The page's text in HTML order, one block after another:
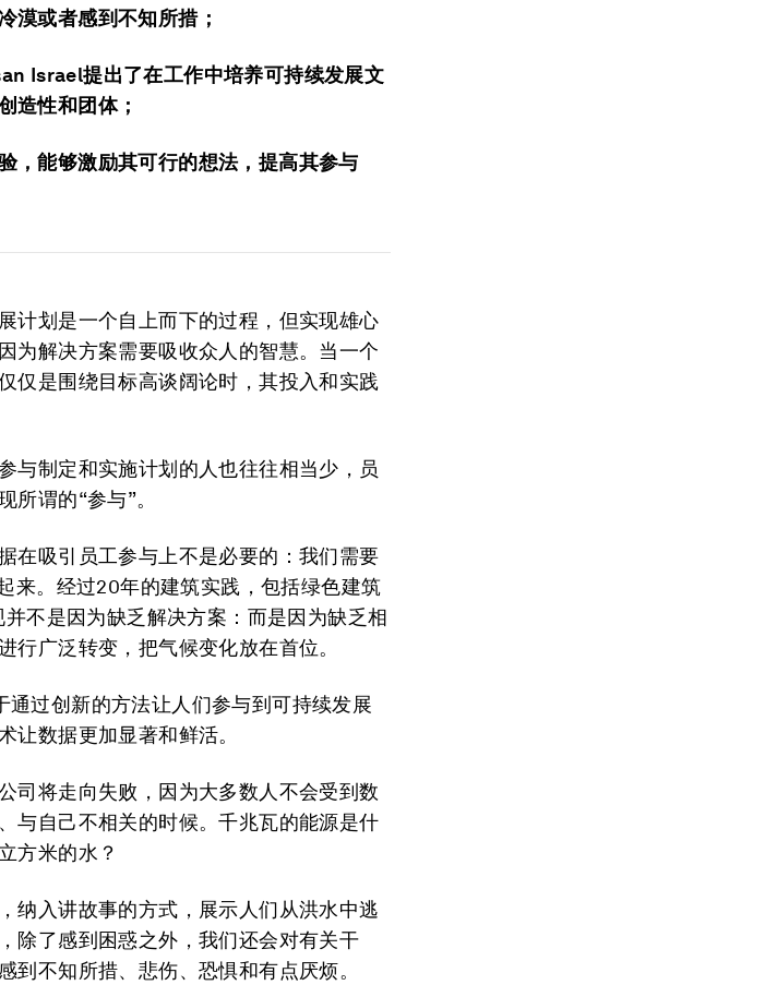
漠或者感到不知所措；
Israel提出了在工作中培养可持续发展文
造性和团体；
，能够激励其可行的想法，提高其参与
计划是一个自上而下的过程，但实现雄心
为解决方案需要吸收众人的智慧。当一个
仅是围绕目标高谈阔论时，其投入和实践
与制定和实施计划的人也往往相当少，员
所谓的“参与”。
在吸引员工参与上不是必要的：我们需要
来。经过20年的建筑实践，包括绿色建筑
不是因为缺乏解决方案：而是因为缺乏相
行广泛转变，把气候变化放在首位。
通过创新的方法让人们参与到可持续发展
让数据更加显著和鲜活。
司将走向失败，因为大多数人不会受到数
与自己不相关的时候。千兆瓦的能源是什
方米的水？
纳入讲故事的方式，展示人们从洪水中逃
除了感到困惑之外，我们还会对有关干
到不知所措、悲伤、恐惧和有点厌烦。